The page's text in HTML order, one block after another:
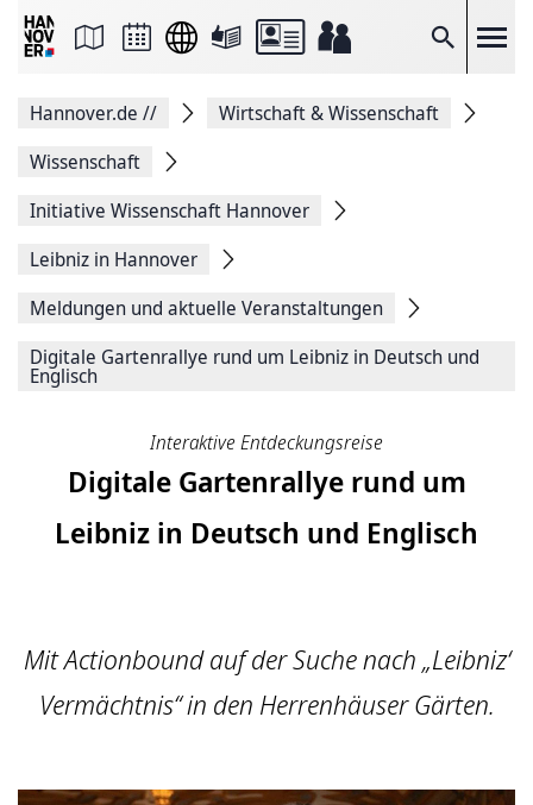
Suche
Seite
Facebook
teilen
Seitenlink
Seite
Hannover.de //
Wirtschaft & Wissenschaft
Wissenschaft
Initiative Wissenschaft Hannover
Leibniz in Hannover
Meldungen und aktuelle Veranstaltungen
Digitale Gartenrallye rund um Leibniz in Deutsch und
Englisch
Interaktive Entdeckungsreise
Digitale Gartenrallye rund um
Leibniz in Deutsch und Englisch
Mit Actionbound auf der Suche nach „Leibniz‘
Vermächtnis“ in den Herrenhäuser Gärten.